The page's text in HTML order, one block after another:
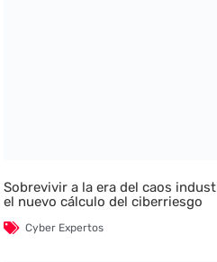
Sobrevivir a la era del caos
el nuevo cálculo del ciberriesgo
Cyber Expertos